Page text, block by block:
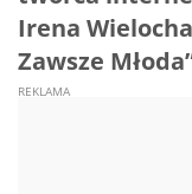
Irena
Zawsze